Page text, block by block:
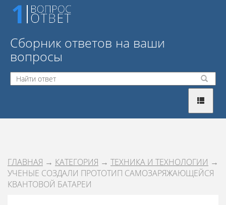
Сборник ответов на ваши
вопросы
ГЛАВНАЯ → КАТЕГОРИЯ → ТЕХНИКА И ТЕХНОЛОГИИ →
УЧЕНЫЕ СОЗДАЛИ ПРОТОТИП САМОЗАРЯЖАЮЩЕЙСЯ
КВАНТОВОЙ БАТАРЕИ